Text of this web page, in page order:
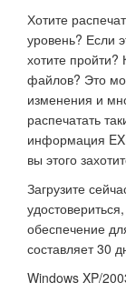
Хотите
уровень? Если
хотите пройти?
файлов? Это
изменения и
распечатать
информация
вы этого
Загрузите
обеспечение
составляет 30
Windows XP/